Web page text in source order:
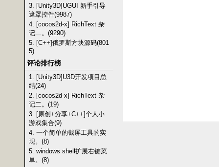
3. [Unity3D]UGUI 新手引导
遮罩控件(9987)
4. [cocos2d-x] RichText 杂
记二。(9290)
5. [C++]俄罗斯方块源码(801
5)
评论排行榜
1. [Unity3D]U3D开发项目总
结(24)
2. [cocos2d-x] RichText 杂
记二。(19)
3. [原创+分享+C++]个人小
游戏集合(9)
4. 一个简单的截屏工具的实
现。(8)
5. windows shell扩展右键菜
单。(8)